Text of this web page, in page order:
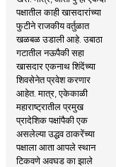
पक्षातील काही खासदारांच्या
फुटीने राजकीय वर्तुळात
खळबळ उडाली आहे. उबाठा
गटातील नऊपैकी सहा
खासदार एकनाथ शिंदेंच्या
शिवसेनेत प्रवेश करणार
आहेत. मात्र, एकेकाळी
महाराष्ट्रातील प्रमुख
प्रादेशिक पक्षांपैकी एक
असलेल्या उद्धव ठाकरेंच्या
पक्षाला आता आपले स्थान
टिकवणे अवघड का झाले